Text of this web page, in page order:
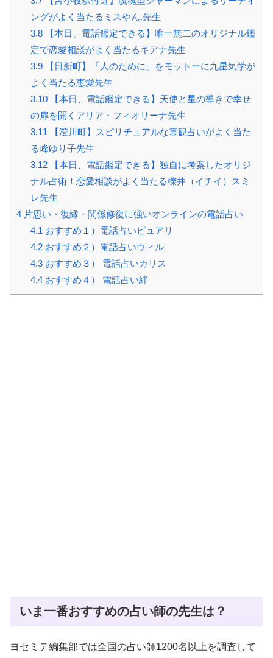
ングがよく当たるミスやん.先生
3.8【本日、電話鑑定できる】唯一無二のオリジナル鑑
定で恋愛相談がよく当たるキアナ先生
3.9【日新町】「人のために」をモットーに九星気学が
よく当たる恵愛先生
3.10【本日、電話鑑定できる】天使と星の導きで幸せ
の扉を開くアリア・フィオリーナ先生
3.11 【澄川町】スピリチュアルな霊観占いがよく当た
る峰ゆり子先生
3.12【本日、電話鑑定できる】独自に考案したオリジ
ナル占術！恋愛相談がよく当たる櫟井（イチイ）スミ
レ先生
4 片思い・復縁・関係修復に強いオンラインの電話占い
4.1 おすすめ１）電話占いピュアリ
4.2おすすめ２）電話占いウィル
4.3おすすめ３） 電話占いカリス
4.4おすすめ４） 電話占い絆
いま一番おすすめの占い師の先生は？
ヨセミテ編集部では全国の占い師1200名以上を調査して